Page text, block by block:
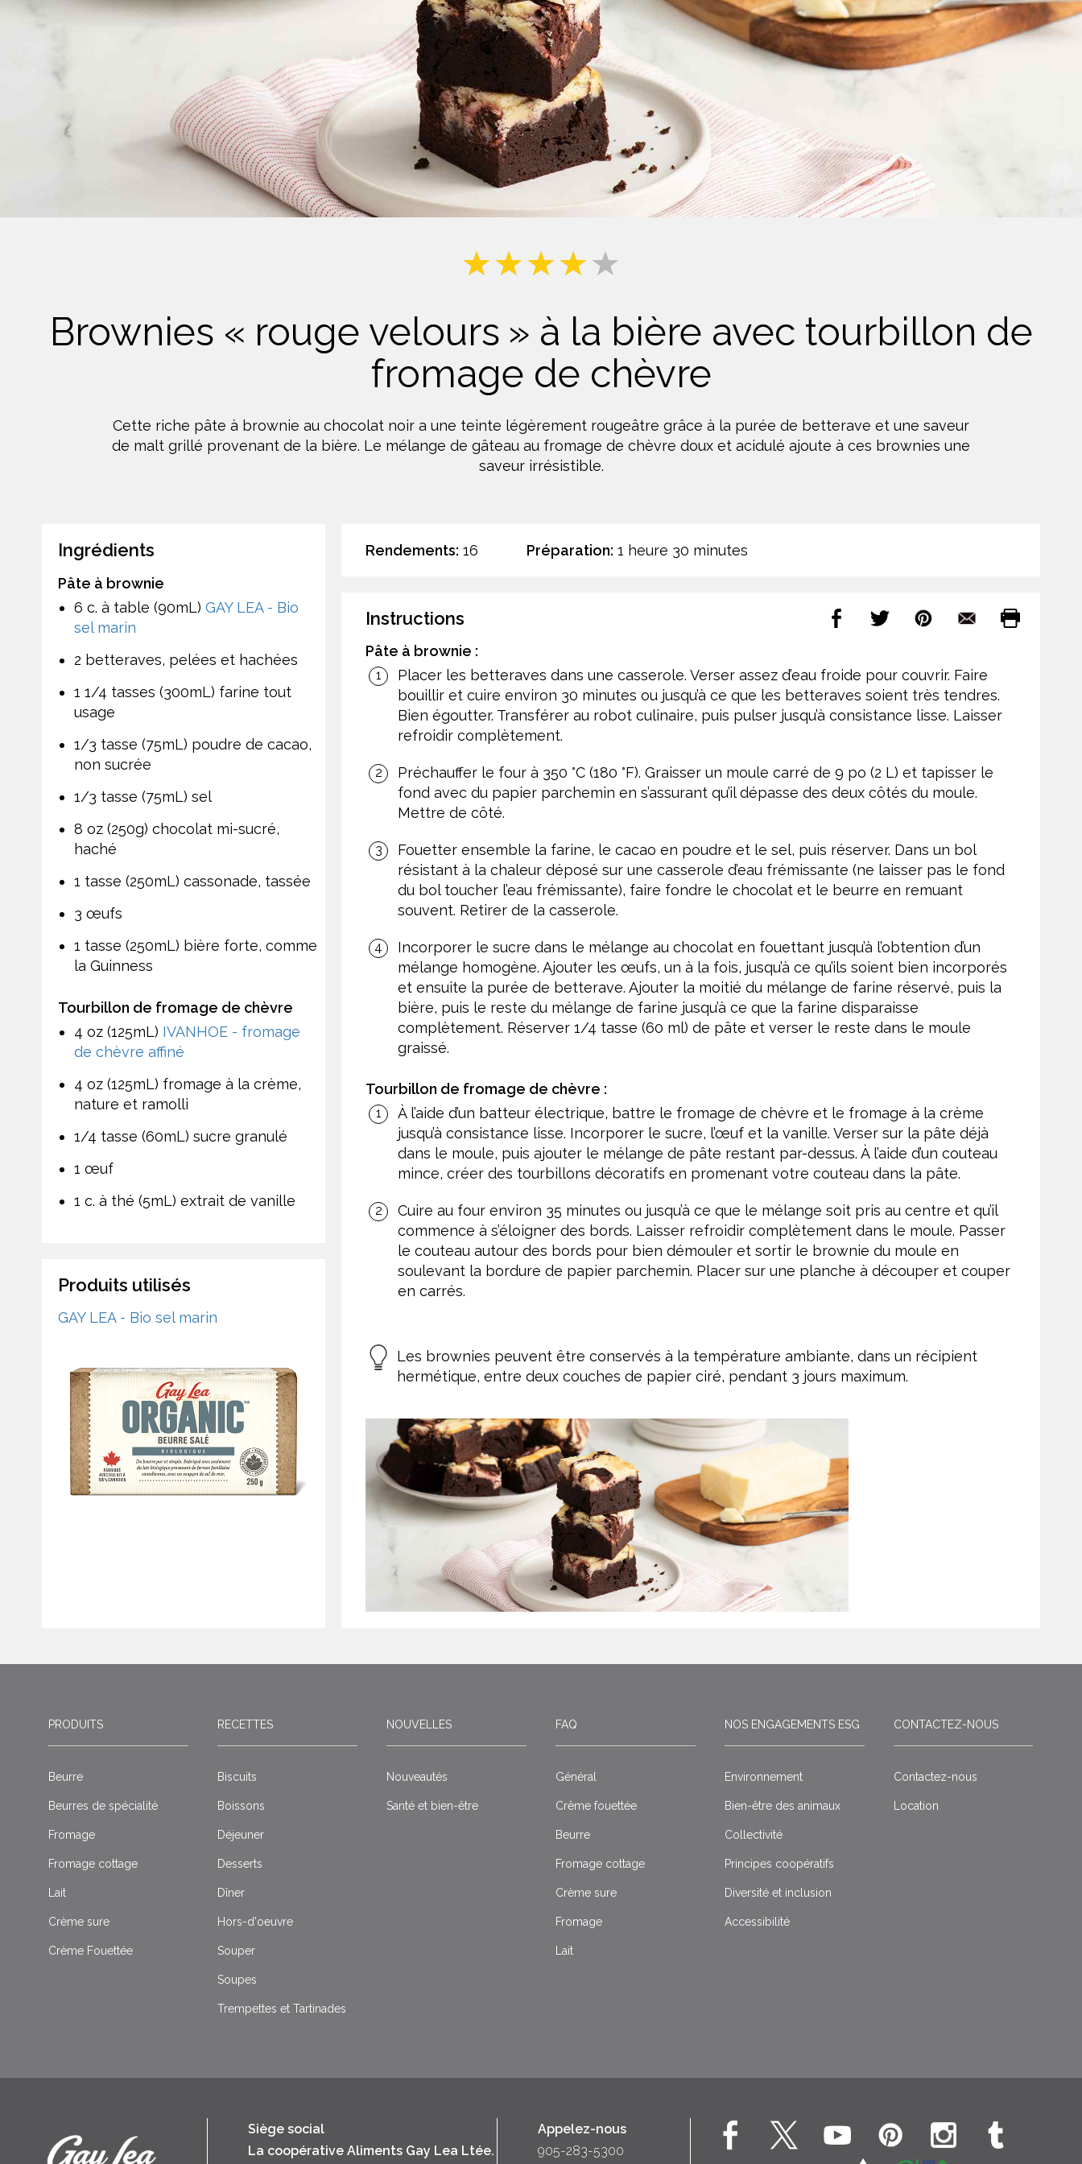
Crème Fouettée Desserts Lait
Brownies « rouge velours » à la bière avec tourbillon de
fromage de chèvre
Cette riche pâte à brownie au chocolat noir a une teinte légèrement rougeâtre grâce à la purée de betterave et une saveur
de malt grillé provenant de la bière. Le mélange de gâteau au fromage de chèvre doux et acidulé ajoute à ces brownies une
saveur irrésistible.
Rendements: 16 Préparation: 1 heure 30 minutes
Instructions
Pâte à brownie :
Placer les betteraves dans une casserole. Verser assez d’eau froide pour couvrir. Faire
bouillir et cuire environ 30 minutes ou jusqu’à ce que les betteraves soient très tendres.
Bien égoutter. Transférer au robot culinaire, puis pulser jusqu’à consistance lisse. Laisser
refroidir complètement.
Préchauffer le four à 350 °C (180 °F). Graisser un moule carré de 9 po (2 L) et tapisser le
fond avec du papier parchemin en s’assurant qu’il dépasse des deux côtés du moule.
Mettre de côté.
Fouetter ensemble la farine, le cacao en poudre et le sel, puis réserver. Dans un bol
résistant à la chaleur déposé sur une casserole d’eau frémissante (ne laisser pas le fond
du bol toucher l’eau frémissante), faire fondre le chocolat et le beurre en remuant
souvent. Retirer de la casserole.
Incorporer le sucre dans le mélange au chocolat en fouettant jusqu’à l’obtention d’un
mélange homogène. Ajouter les œufs, un à la fois, jusqu’à ce qu’ils soient bien incorporés
et ensuite la purée de betterave. Ajouter la moitié du mélange de farine réservé, puis la
bière, puis le reste du mélange de farine jusqu’à ce que la farine disparaisse
complètement. Réserver 1/4 tasse (60 ml) de pâte et verser le reste dans le moule
graissé.
Tourbillon de fromage de chèvre :
À l’aide d’un batteur électrique, battre le fromage de chèvre et le fromage à la crème
jusqu’à consistance lisse. Incorporer le sucre, l’œuf et la vanille. Verser sur la pâte déjà
dans le moule, puis ajouter le mélange de pâte restant par-dessus. À l’aide d’un couteau
mince, créer des tourbillons décoratifs en promenant votre couteau dans la pâte.
Cuire au four environ 35 minutes ou jusqu’à ce que le mélange soit pris au centre et qu’il
commence à s’éloigner des bords. Laisser refroidir complètement dans le moule. Passer
le couteau autour des bords pour bien démouler et sortir le brownie du moule en
soulevant la bordure de papier parchemin. Placer sur une planche à découper et couper
en carrés.
Les brownies peuvent être conservés à la température ambiante, dans un récipient
hermétique, entre deux couches de papier ciré, pendant 3 jours maximum.
Ingrédients
Pâte à brownie
6 c. à table (90mL) GAY LEA - Bio
sel marin
2 betteraves, pelées et hachées
1 1/4 tasses (300mL) farine tout
usage
1/3 tasse (75mL) poudre de cacao,
non sucrée
1/3 tasse (75mL) sel
8 oz (250g) chocolat mi-sucré,
haché
1 tasse (250mL) cassonade, tassée
3 œufs
1 tasse (250mL) bière forte, comme
la Guinness
Tourbillon de fromage de chèvre
4 oz (125mL) IVANHOE - fromage
de chèvre affiné
4 oz (125mL) fromage à la crème,
nature et ramolli
1/4 tasse (60mL) sucre granulé
1 œuf
1 c. à thé (5mL) extrait de vanille
Produits utilisés
GAY LEA - Bio sel marin
PRODUITS
Beurre
Beurres de spécialité
Fromage
Fromage cottage
Lait
Crème sure
Crème Fouettée
RECETTES
Biscuits
Boissons
Déjeuner
Desserts
Dîner
Hors-d'oeuvre
Souper
Soupes
Trempettes et Tartinades
NOUVELLES
Nouveautés
Santé et bien-être
FAQ
Général
Crême fouettée
Beurre
Fromage cottage
Crème sure
Fromage
Lait
NOS ENGAGEMENTS ESG
Environnement
Bien-être des animaux
Collectivité
Principes coopératifs
Diversité et inclusion
Accessibilité
CONTACTEZ-NOUS
Contactez-nous
Location
Siège social
La coopérative Aliments Gay Lea Ltée.
Appelez-nous
905-283-5300